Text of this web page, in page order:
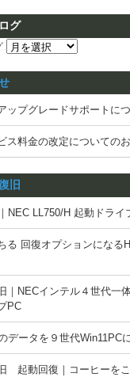
グ
ップグレードサポートに
ス料金の改定についての
旧
NEC LL750/H 起動ドライ
る 回復オプションになる
｜NECインテル４世代一
PC
データを９世代Win11PC
起動回復｜コーヒーを